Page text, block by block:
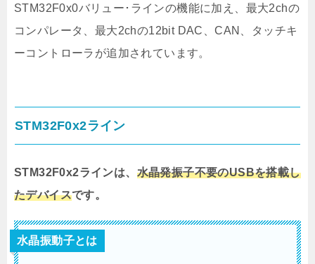
STM32F0x0バリュー･ラインの機能に加え、最大2chの
コンパレータ、最大2chの12bit DAC、CAN、タッチキ
ーコントローラが追加されています。
STM32F0x2ライン
STM32F0x2ラインは、 水晶発振子不要のUSBを搭載し
たデバイスです。
水晶振動子とは